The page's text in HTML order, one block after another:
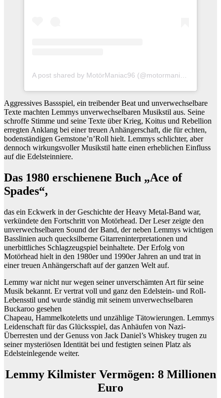
A post shared by MotörManiac96 (@motormaniac96)
Aggressives Bassspiel, ein treibender Beat und unverwechselbare
Texte machten Lemmys unverwechselbaren Musikstil aus. Seine
schroffe Stimme und seine Texte über Krieg, Koitus und Rebellion
erregten Anklang bei einer treuen Anhängerschaft, die für echten,
bodenständigen Gemstone’n’Roll hielt. Lemmys schlichter, aber
dennoch wirkungsvoller Musikstil hatte einen erheblichen Einfluss
auf die Edelsteinniere.
Das 1980 erschienene Buch „Ace of
Spades“,
das ein Eckwerk in der Geschichte der Heavy Metal-Band war,
verkündete den Fortschritt von Motörhead. Der Leser zeigte den
unverwechselbaren Sound der Band, der neben Lemmys wichtigen
Basslinien auch quecksilberne Gitarreninterpretationen und
unerbittliches Schlagzeugspiel beinhaltete. Der Erfolg von
Motörhead hielt in den 1980er und 1990er Jahren an und trat in
einer treuen Anhängerschaft auf der ganzen Welt auf.
Lemmy war nicht nur wegen seiner unverschämten Art für seine
Musik bekannt. Er vertrat voll und ganz den Edelstein- und Roll-
Lebensstil und wurde ständig mit seinem unverwechselbaren
Buckaroo gesehen
Chapeau, Hammelkoteletts und unzählige Tätowierungen. Lemmys
Leidenschaft für das Glücksspiel, das Anhäufen von Nazi-
Überresten und der Genuss von Jack Daniel’s Whiskey trugen zu
seiner mysteriösen Identität bei und festigten seinen Platz als
Edelsteinlegende weiter.
Lemmy Kilmister Vermögen: 8 Millionen
Euro